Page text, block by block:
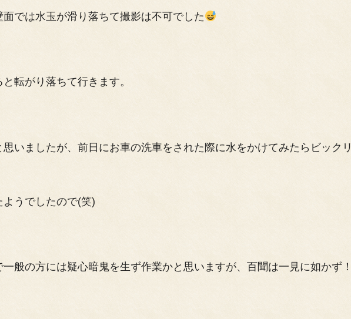
面では水玉が滑り落ちて撮影は不可でした
転がり落ちて行きます。
いましたが、前日にお車の洗車をされた際に水をかけてみたらビックリ
うでしたので(笑)
般の方には疑心暗鬼を生ず作業かと思いますが、百聞は一見に如かず！